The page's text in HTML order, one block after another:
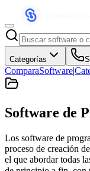
Categorías
ComparaSoftware|
Software de
Los software de
proceso de creación
el que abordar todas